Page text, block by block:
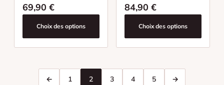
69,90 €Plage de prix : 34,90 € à 69,90 €
Choix des options
84,90 €Plage de prix :
Choix des options
← 1 2 3 4 5 →